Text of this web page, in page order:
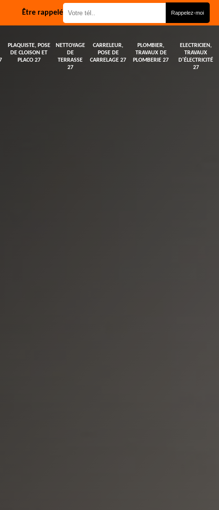
Être rappelé
PLAQUISTE, POSE
DE CLOISON ET
PLACO 27
NETTOYAGE
DE
TERRASSE
27
CARRELEUR,
POSE DE
CARRELAGE 27
PLOMBIER,
TRAVAUX DE
PLOMBERIE 27
ELECTRICIEN,
TRAVAUX
D'ÉLECTRICITÉ
27